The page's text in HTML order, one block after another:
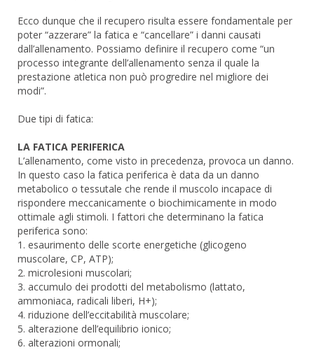
Ecco dunque che il recupero risulta essere fondamentale per
poter “azzerare” la fatica e “cancellare” i danni causati
dall’allenamento. Possiamo definire il recupero come “un
processo integrante dell’allenamento senza il quale la
prestazione atletica non può progredire nel migliore dei
modi”.
Due tipi di fatica:
LA FATICA PERIFERICA
L’allenamento, come visto in precedenza, provoca un danno.
In questo caso la fatica periferica è data da un danno
metabolico o tessutale che rende il muscolo incapace di
rispondere meccanicamente o biochimicamente in modo
ottimale agli stimoli. I fattori che determinano la fatica
periferica sono:
1. esaurimento delle scorte energetiche (glicogeno
muscolare, CP, ATP);
2. microlesioni muscolari;
3. accumulo dei prodotti del metabolismo (lattato,
ammoniaca, radicali liberi, H+);
4. riduzione dell’eccitabilità muscolare;
5. alterazione dell’equilibrio ionico;
6. alterazioni ormonali;